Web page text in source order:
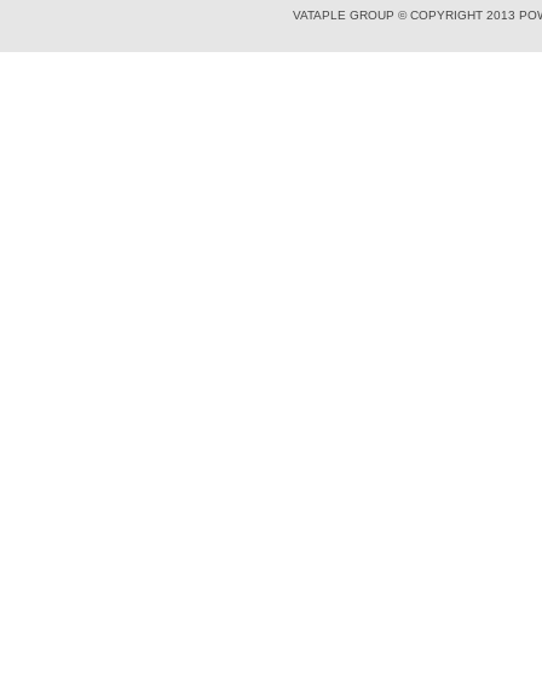
VATAPLE GROUP © COPYRIGHT 2013